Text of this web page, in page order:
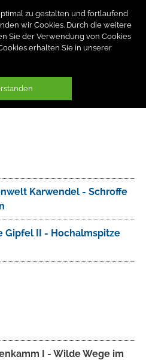
zu gestalten und fortlaufend
wir Cookies. Durch die weitere
Sie der Verwendung von Cookies
erhalten Sie in unserer
Karwendel - Schroffe
Gipfel II - Hochalmspitze
I - Wilde Wege im